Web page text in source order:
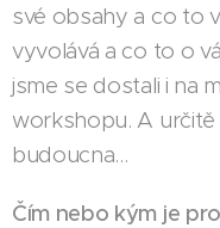
své obsahy a co to
vyvolává a co to o
jsme se dostali i na
workshopu. A určitě
budoucna...
Čím nebo kým je